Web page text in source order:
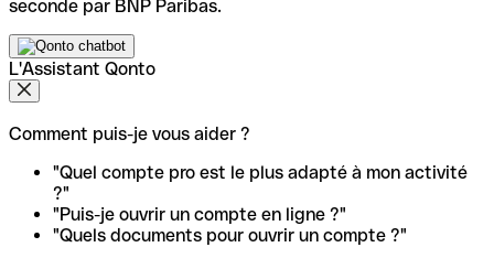
seconde par BNP Paribas.
L'Assistant Qonto
Comment puis-je vous aider ?
"Quel compte pro est le plus adapté à mon activité
?"
"Puis-je ouvrir un compte en ligne ?"
"Quels documents pour ouvrir un compte ?"